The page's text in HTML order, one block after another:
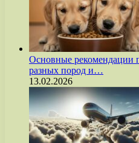
Основные рекомендации
разных пород и…
13.02.2026